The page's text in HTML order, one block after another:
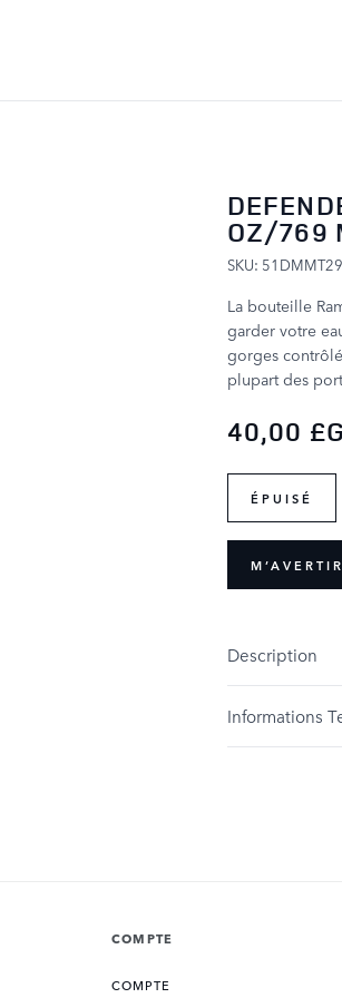
OZ/769
SKU:
La bouteille
garder votre
gorges
plupart des
40,00
ÉPUISÉ
Description
Informations
COMPTE
COMPTE